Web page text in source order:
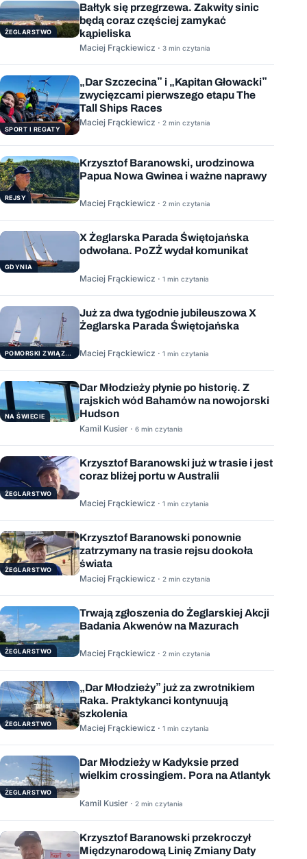
ŻEGLARSTWO
Bałtyk się przegrzewa. Zakwity sinic
będą coraz częściej zamykać
kąpieliska
Maciej Frąckiewicz · 3 min czytania
SPORT I REGATY
„Dar Szczecina” i „Kapitan Głowacki”
zwycięzcami pierwszego etapu The
Tall Ships Races
Maciej Frąckiewicz · 2 min czytania
REJSY
Krzysztof Baranowski, urodzinowa
Papua Nowa Gwinea i ważne naprawy
Maciej Frąckiewicz · 2 min czytania
GDYNIA
X Żeglarska Parada Świętojańska
odwołana. PoZŻ wydał komunikat
Maciej Frąckiewicz · 1 min czytania
POMORSKI ZWIĄZEK ŻEGLARSKI
Już za dwa tygodnie jubileuszowa X
Żeglarska Parada Świętojańska
Maciej Frąckiewicz · 1 min czytania
NA ŚWIECIE
Dar Młodzieży płynie po historię. Z
rajskich wód Bahamów na nowojorski
Hudson
Kamil Kusier · 6 min czytania
ŻEGLARSTWO
Krzysztof Baranowski już w trasie i jest
coraz bliżej portu w Australii
Maciej Frąckiewicz · 1 min czytania
ŻEGLARSTWO
Krzysztof Baranowski ponownie
zatrzymany na trasie rejsu dookoła
świata
Maciej Frąckiewicz · 2 min czytania
ŻEGLARSTWO
Trwają zgłoszenia do Żeglarskiej Akcji
Badania Akwenów na Mazurach
Maciej Frąckiewicz · 2 min czytania
ŻEGLARSTWO
„Dar Młodzieży” już za zwrotnikiem
Raka. Praktykanci kontynuują
szkolenia
Maciej Frąckiewicz · 1 min czytania
ŻEGLARSTWO
Dar Młodzieży w Kadyksie przed
wielkim crossingiem. Pora na Atlantyk
Kamil Kusier · 2 min czytania
Krzysztof Baranowski przekroczył
Międzynarodową Linię Zmiany Daty